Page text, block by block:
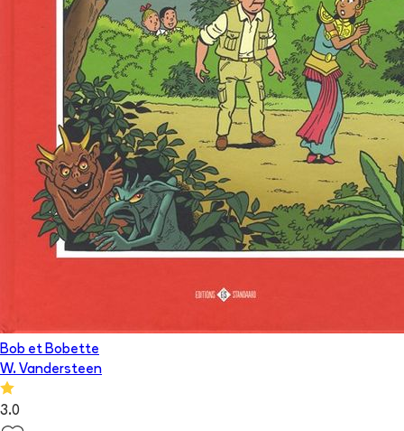
Bob et Bobette
W. Vandersteen
3.0